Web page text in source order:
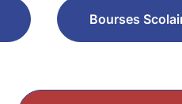
Bourses